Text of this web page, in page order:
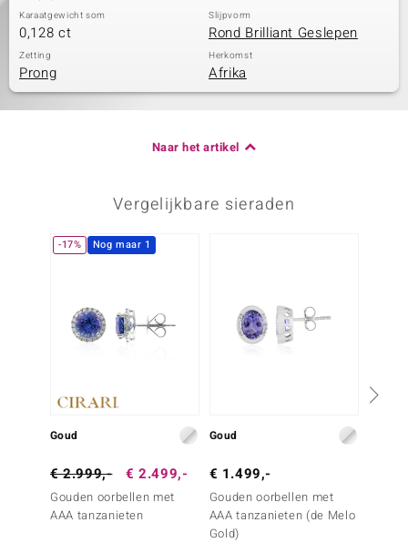
Karaatgewicht som
0,128 ct
Slijpvorm
Rond Brilliant Geslepen
Zetting
Prong
Herkomst
Afrika
Naar het artikel
Vergelijkbare sieraden
-17% Nog maar 1
Goud
€ 2.999,- € 2.499,-
Gouden oorbellen met
AAA tanzanieten
Goud
€ 1.499,-
Gouden oorbellen met
AAA tanzanieten (de Melo
Gold)